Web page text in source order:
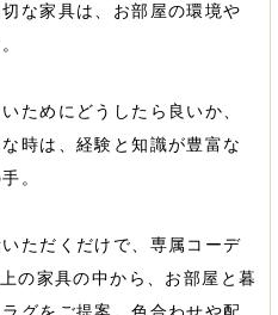
な家具は、お部屋の環境や
ためにどうしたら良いか、
時は、経験と知識が豊富な
。
ただくだけで、専属コーデ
の家具の中から、お部屋と暮